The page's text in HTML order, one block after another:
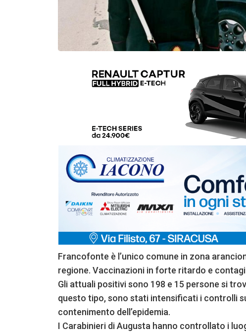
Francofonte è l’unico comune in zona
regione. Vaccinazioni in forte ritardo e
Gli attuali positivi sono 198 e 15 persone si
questo tipo, sono stati intensificati i controlli
contenimento dell’epidemia.
I Carabinieri di Augusta hanno controllato i